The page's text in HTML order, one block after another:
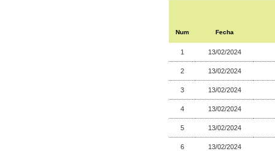
Num Fecha
1 13/02/2024
2 13/02/2024
3 13/02/2024
4 13/02/2024
5 13/02/2024
6 13/02/2024